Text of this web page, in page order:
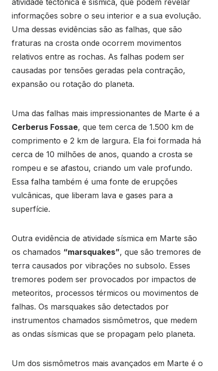
informações sobre o seu interior e a sua evolução.
Uma dessas evidências são as falhas, que são
fraturas na crosta onde ocorrem movimentos
relativos entre as rochas. As falhas podem ser
causadas por tensões geradas pela contração,
expansão ou rotação do planeta.
Uma das falhas mais impressionantes de Marte é a
Cerberus Fossae, que tem cerca de 1.500 km de
comprimento e 2 km de largura. Ela foi formada há
cerca de 10 milhões de anos, quando a crosta se
rompeu e se afastou, criando um vale profundo.
Essa falha também é uma fonte de erupções
vulcânicas, que liberam lava e gases para a
superfície.
Outra evidência de atividade sísmica em Marte são
os chamados “marsquakes”, que são tremores de
terra causados por vibrações no subsolo. Esses
tremores podem ser provocados por impactos de
meteoritos, processos térmicos ou movimentos de
falhas. Os marsquakes são detectados por
instrumentos chamados sismômetros, que medem
as ondas sísmicas que se propagam pelo planeta.
Um dos sismômetros mais avançados em Marte é o